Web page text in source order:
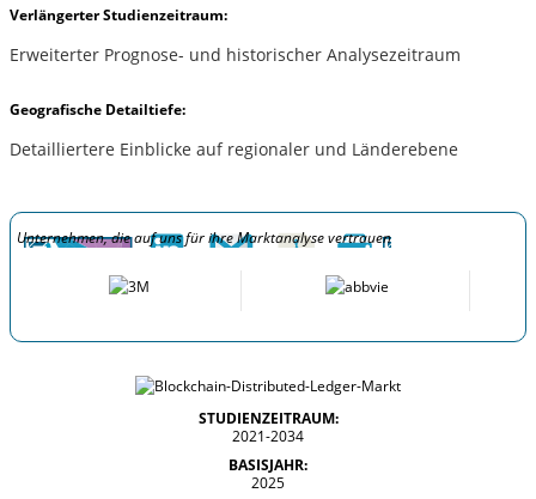
Verlängerter Studienzeitraum:
Erweiterter Prognose- und historischer Analysezeitraum
Geografische Detailtiefe:
Detailliertere Einblicke auf regionaler und Länderebene
Unternehmen, die auf uns für ihre Marktanalyse vertrauen
STUDIENZEITRAUM:
2021-2034
BASISJAHR:
2025